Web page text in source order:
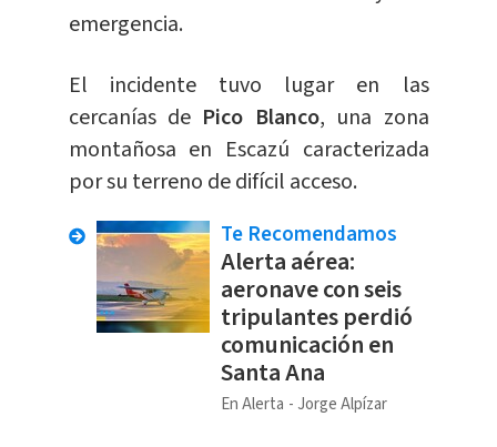
emergencia.
El incidente tuvo lugar en las
cercanías de Pico Blanco, una zona
montañosa en Escazú caracterizada
por su terreno de difícil acceso.
Te Recomendamos
Alerta aérea:
aeronave con seis
tripulantes perdió
comunicación en
Santa Ana
En Alerta Jorge Alpízar